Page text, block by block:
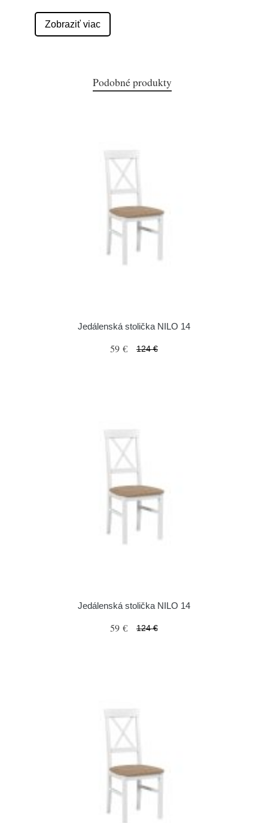
Zobraziť viac
Podobné produkty
Jedálenská stolička NILO 14
59 € 124 €
Jedálenská stolička NILO 14
59 € 124 €